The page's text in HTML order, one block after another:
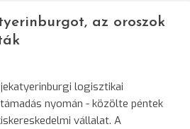
az oroszok
logisztikai
nyomán - közölte péntek
vállalat. A